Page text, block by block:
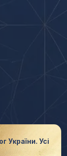
України. Усі